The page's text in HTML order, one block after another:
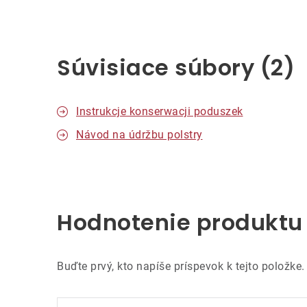
Súvisiace súbory (2)
Instrukcje konserwacji poduszek
Návod na údržbu polstry
Hodnotenie
Buďte prvý, kto napíše príspevok k tejto položke.